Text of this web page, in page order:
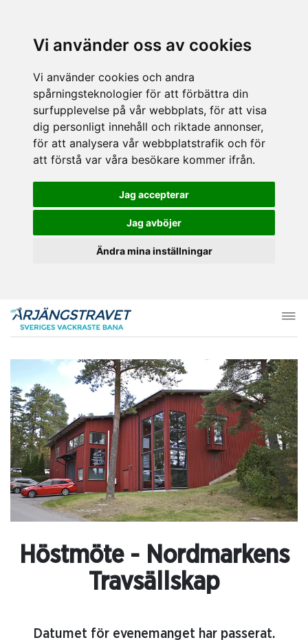
Vi använder oss av cookies
Vi använder cookies och andra
spårningsteknologier för att förbättra din
surfupplevelse på vår webbplats, för att visa
dig personligt innehåll och riktade annonser,
för att analysera vår webbplatstrafik och för
att förstå var våra besökare kommer ifrån.
Jag accepterar
Jag avböjer
Ändra mina inställningar
Höstmöte - Nordmarkens
Travsällskap
Datumet för evenemanget har passerat.